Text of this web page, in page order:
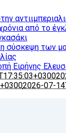
από το
σύσκεψη των
Ειρήνης
2026-07-